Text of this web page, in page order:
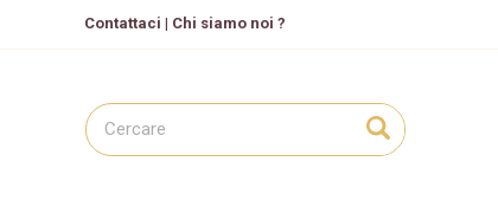
Contattaci | Chi siamo noi ?